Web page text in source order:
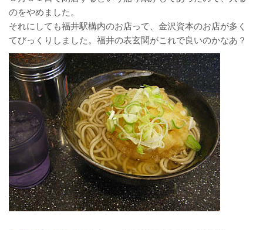
のをやめました。
それにしても福井駅構内のお店って、金沢資本のお店が多く
てびっくりしました。福井の表玄関がこれで良いのかなあ？